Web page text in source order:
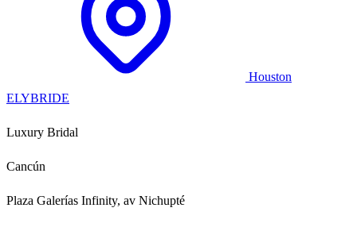
Houston
ELYBRIDE
Luxury Bridal
Cancún
Plaza Galerías Infinity, av Nichupté